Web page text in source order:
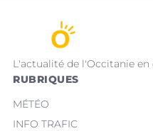
L'actualité de l'Occitanie
RUBRIQUES
MÉTÉO
INFO TRAFIC